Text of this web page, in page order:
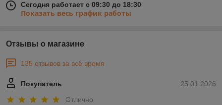
Сегодня работает с 09:30 до 18:30
Показать весь график работы
Отзывы о магазине
135 отзывов за всё время
25.01.2026
Покупатель
Отлично